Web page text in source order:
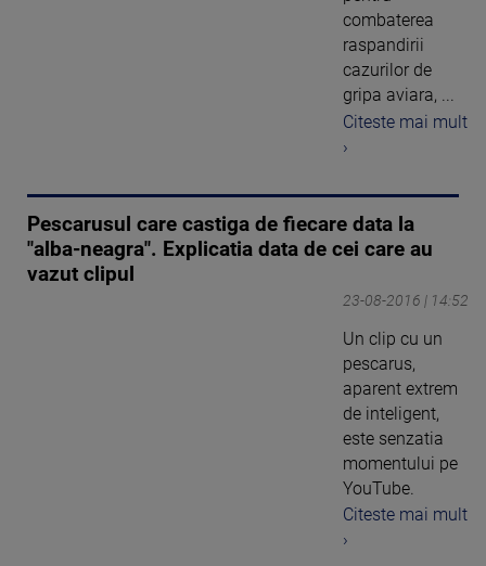
combaterea
raspandirii
cazurilor de
gripa aviara, ...
Citeste mai mult
›
Pescarusul care castiga de fiecare data la
"alba-neagra". Explicatia data de cei care au
vazut clipul
23-08-2016 | 14:52
Un clip cu un
pescarus,
aparent extrem
de inteligent,
este senzatia
momentului pe
YouTube.
Citeste mai mult
›